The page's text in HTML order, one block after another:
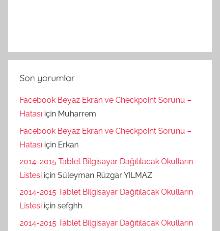
Son yorumlar
Facebook Beyaz Ekran ve Checkpoint Sorunu –
Hatası için Muharrem
Facebook Beyaz Ekran ve Checkpoint Sorunu –
Hatası için Erkan
2014-2015 Tablet Bilgisayar Dağıtılacak Okulların
Listesi için Süleyman Rüzgar YILMAZ
2014-2015 Tablet Bilgisayar Dağıtılacak Okulların
Listesi için sefghh
2014-2015 Tablet Bilgisayar Dağıtılacak Okulların